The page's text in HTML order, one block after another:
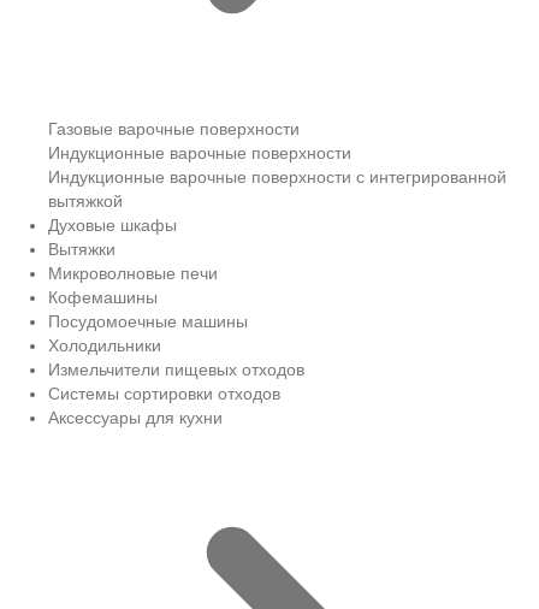
Газовые варочные поверхности
Индукционные варочные поверхности
Индукционные варочные поверхности с интегрированной
вытяжкой
Духовые шкафы
Вытяжки
Микроволновые печи
Кофемашины
Посудомоечные машины
Холодильники
Измельчители пищевых отходов
Системы сортировки отходов
Аксессуары для кухни